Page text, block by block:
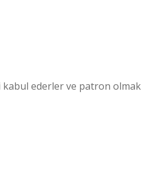
kabul ederler ve patron olmak